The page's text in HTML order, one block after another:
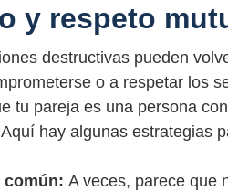
y respeto
destructivas pueden
o a respetar los
tu pareja es una persona
hay algunas estrategias
común: A veces, parece que